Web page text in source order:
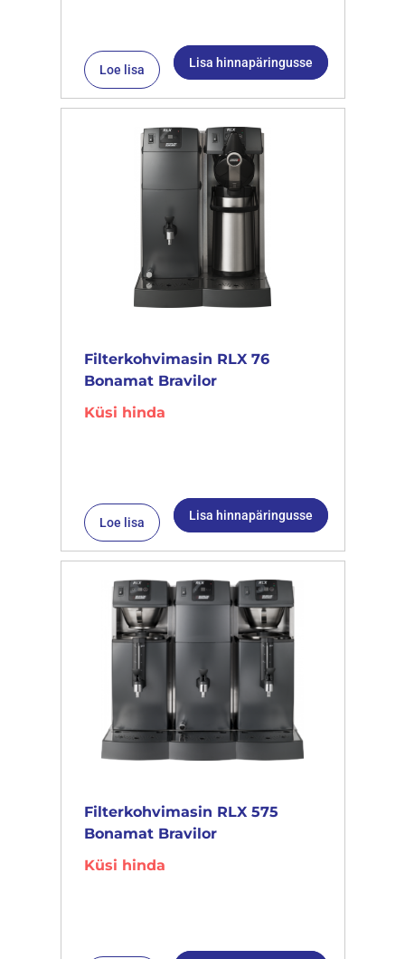
Loe lisa Lisa hinnapäringusse
Filterkohvimasin RLX 76
Bonamat Bravilor
Küsi hinda
Loe lisa Lisa hinnapäringusse
Filterkohvimasin RLX 575
Bonamat Bravilor
Küsi hinda